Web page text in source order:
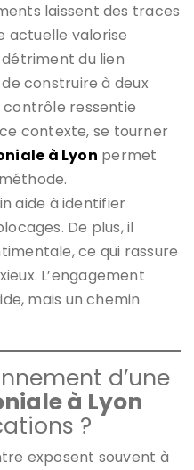
laissent des traces
actuelle valorise
du lien
construire à deux
ressentie
contexte, se tourner
à Lyon permet
aide à identifier
De plus, il
ce qui rassure
L’engagement
mais un chemin
d’une
à Lyon
?
exposent souvent à